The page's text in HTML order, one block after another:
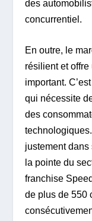
des
concurrentiel.
En outre, le
résilient et
important.
qui nécessite
des
justement dans
la pointe du
franchise
de plus de 550